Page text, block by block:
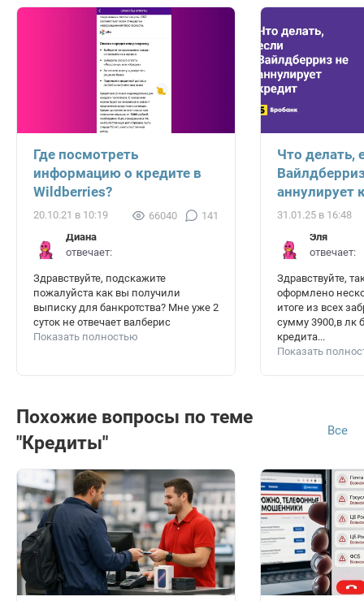
Где посмотреть
информацию о кредите в
Wildberries?
20.10.21 в 10:19 66040
141
Диана
отвечает:
Здравствуйте, подскажите
пожалуйста как вы получили
выписку для банкротства? Мне уже 2
суток не отвечает валберис
Показать полностью
Что делать,
аннулирует
31.01.25 в 16:48
Эля
отвечает:
Здравствуйте,
оформлено
итоге из всех
сумму 3900,в лк
кредита...
Показать
Похожие вопросы по теме
"Кредиты"
Все